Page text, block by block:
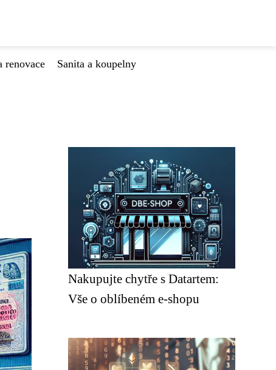
renovace
Sanita a koupelny
Nakupujte chytře s Datartem:
Vše o oblíbeném e-shopu